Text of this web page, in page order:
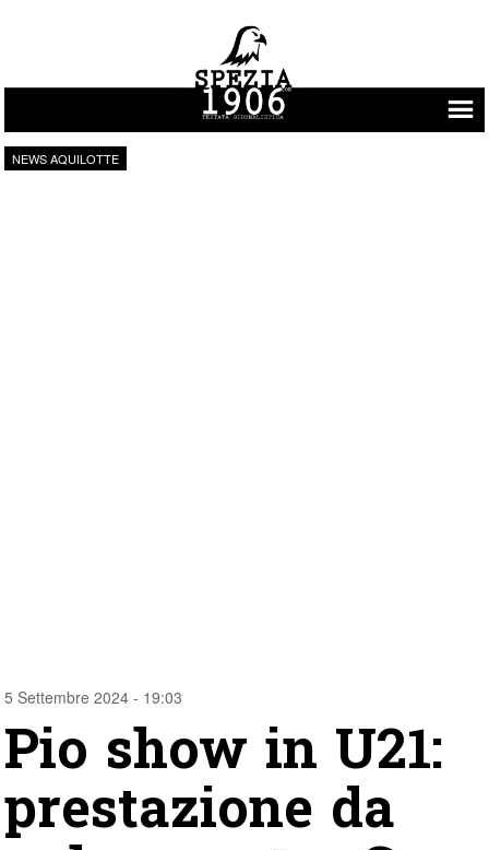
Vai al contenuto
NEWS AQUILOTTE
5 Settembre 2024 - 19:03
Pio show in U21:
prestazione da